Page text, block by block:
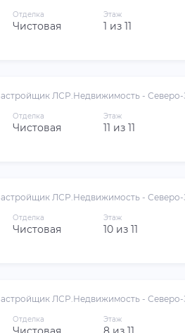
Отделка
Чистовая
Этаж
1 из 11
ЛСР.Недвижимость - Северо-
Отделка
Чистовая
Этаж
11 из 11
ЛСР.Недвижимость - Северо-
Отделка
Чистовая
Этаж
10 из 11
ЛСР.Недвижимость - Северо-
Отделка Этаж